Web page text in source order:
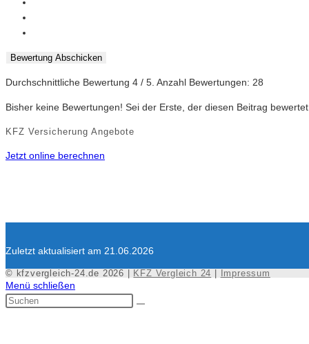
Bewertung Abschicken
Durchschnittliche Bewertung 4 / 5. Anzahl Bewertungen: 28
Bisher keine Bewertungen! Sei der Erste, der diesen Beitrag
KFZ Versicherung Angebote
Jetzt online berechnen
Zuletzt aktualisiert am 21.06.2026
© kfzvergleich-24.de 2026 | KFZ Vergleich 24 Impressum
Menü schließen